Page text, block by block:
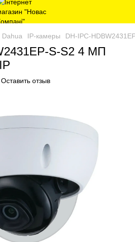
Dahua IP-камеры DH-IPC-
S-S2 4 МП
Оставить отзыв